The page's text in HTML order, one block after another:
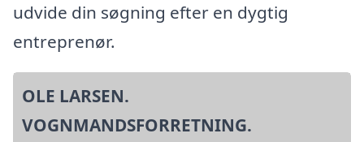
udvide din søgning efter en dygtig
entreprenør.
OLE LARSEN.
VOGNMANDSFORRETNING.